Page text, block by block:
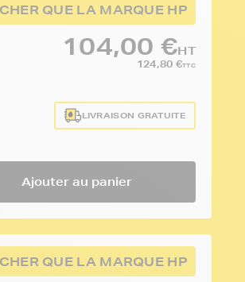
QUE LA MARQUE HP
104,00 €HT
124,80 €TTC
LIVRAISON GRATUITE
Ajouter au panier
QUE LA MARQUE HP